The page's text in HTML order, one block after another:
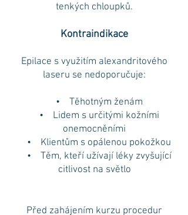
tenkých chloupků.
Kontraindikace
Epilace s využitím alexandritového
laseru se nedoporučuje:
• Těhotným ženám
• Lidem s určitými kožními
onemocněními
• Klientům s opálenou pokožkou
• Těm, kteří užívají léky zvyšující
citlivost na světlo
Před zahájením kurzu procedur